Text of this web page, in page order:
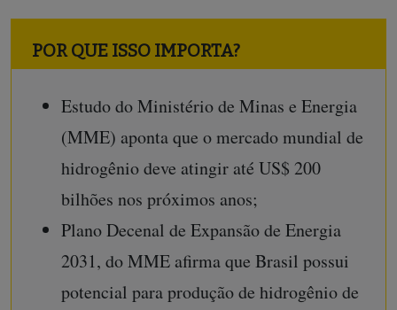
POR QUE ISSO IMPORTA?
Estudo do Ministério de Minas e Energia
(MME) aponta que o mercado mundial de
hidrogênio deve atingir até US$ 200
bilhões nos próximos anos;
Plano Decenal de Expansão de Energia
2031, do MME afirma que Brasil possui
potencial para produção de hidrogênio de